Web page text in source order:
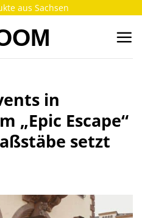
aus Sachsen
in
„Epic Escape“
setzt